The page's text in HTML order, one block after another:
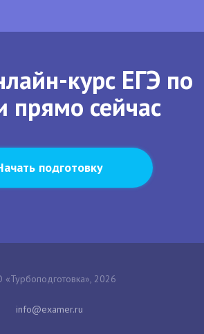
курс ЕГЭ по
прямо сейчас
подготовку
2026